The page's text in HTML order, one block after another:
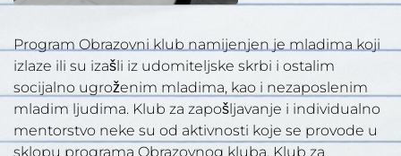
Program Obrazovni klub namijenjen je mladima koji
izlaze ili su izašli iz udomiteljske skrbi i ostalim
socijalno ugroženim mladima, kao i nezaposlenim
mladim ljudima. Klub za zapošljavanje i individualno
mentorstvo neke su od aktivnosti koje se provode u
sklopu programa Obrazovnog kluba. Klub za